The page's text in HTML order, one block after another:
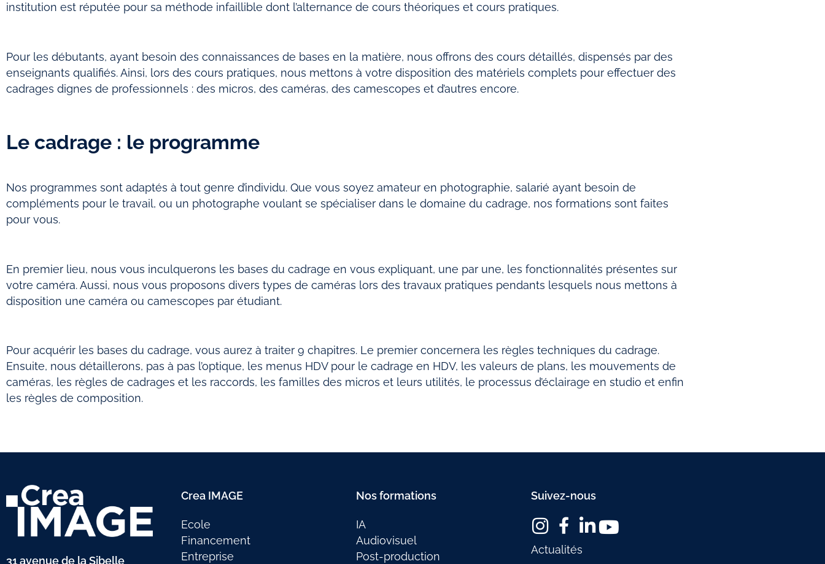
institution est réputée pour sa méthode infaillible dont l’alternance de cours théoriques et cours pratiques.
Pour les débutants, ayant besoin des connaissances de bases en la matière, nous offrons des cours détaillés, dispensés par des
enseignants qualifiés. Ainsi, lors des cours pratiques, nous mettons à votre disposition des matériels complets pour effectuer des
cadrages dignes de professionnels : des micros, des caméras, des camescopes et d’autres encore.
Le cadrage : le programme
Nos programmes sont adaptés à tout genre d’individu. Que vous soyez amateur en photographie, salarié ayant besoin de
compléments pour le travail, ou un photographe voulant se spécialiser dans le domaine du cadrage, nos formations sont faites
pour vous.
En premier lieu, nous vous inculquerons les bases du cadrage en vous expliquant, une par une, les fonctionnalités présentes sur
votre caméra. Aussi, nous vous proposons divers types de caméras lors des travaux pratiques pendants lesquels nous mettons à
disposition une caméra ou camescopes par étudiant.
Pour acquérir les bases du cadrage, vous aurez à traiter 9 chapitres. Le premier concernera les règles techniques du cadrage.
Ensuite, nous détaillerons, pas à pas l’optique, les menus HDV pour le cadrage en HDV, les valeurs de plans, les mouvements de
caméras, les règles de cadrages et les raccords, les familles des micros et leurs utilités, le processus d’éclairage en studio et enfin
les règles de composition.
31 avenue de la Sibelle
Crea IMAGE
Ecole
Financement
Entreprise
Nos formations
IA
Audiovisuel
Post-production
Suivez-nous
Actualités